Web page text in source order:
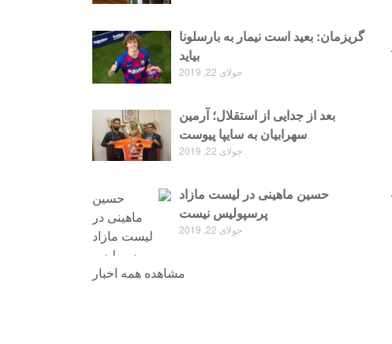
گریزمان: بعید است نیمار به بارسلونا
بیاید
جولای 22, 2019
بعد از جدایی از استقلال؛ آرمین
سهرابیان به سایپا پیوست
جولای 22, 2019
حسین ماهینی در لیست مازاد
پرسپولیس نیست
جولای 22, 2019
مشاهده همه اخبار